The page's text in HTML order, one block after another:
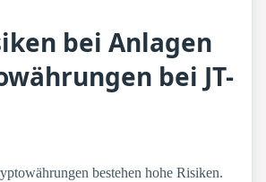
bei Anlagen
bei JT-
bestehen hohe Risiken.